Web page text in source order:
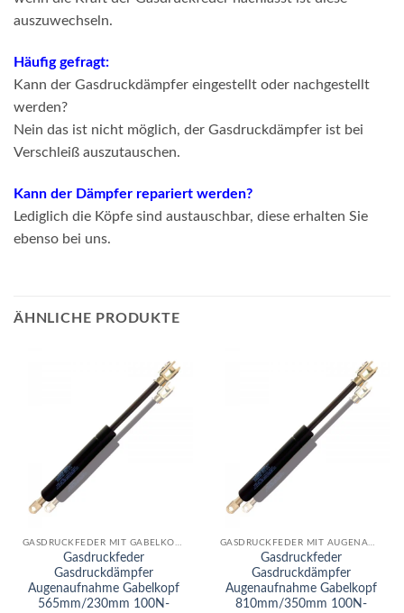
auszuwechseln.
Häufig gefragt:
Kann der Gasdruckdämpfer eingestellt oder nachgestellt
werden?
Nein das ist nicht möglich, der Gasdruckdämpfer ist bei
Verschleiß auszutauschen.
Kann der Dämpfer repariert werden?
Lediglich die Köpfe sind austauschbar, diese erhalten Sie
ebenso bei uns.
ÄHNLICHE PRODUKTE
GASDRUCKFEDER MIT GABELKOPF
Gasdruckfeder
Gasdruckdämpfer
Augenaufnahme Gabelkopf
565mm/230mm 100N-
GASDRUCKFEDER MIT AUGENAUFNAHME
Gasdruckfeder
Gasdruckdämpfer
Augenaufnahme Gabelkopf
810mm/350mm 100N-